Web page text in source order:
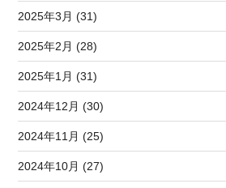
2025年3月 (31)
2025年2月 (28)
2025年1月 (31)
2024年12月 (30)
2024年11月 (25)
2024年10月 (27)